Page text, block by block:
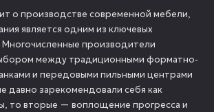
о производстве современной мебели,
является одним из ключевых
Многочисленные производители
между традиционными форматно-
и передовыми пильными центрами
давно зарекомендовали себя как
то вторые — воплощение прогресса и